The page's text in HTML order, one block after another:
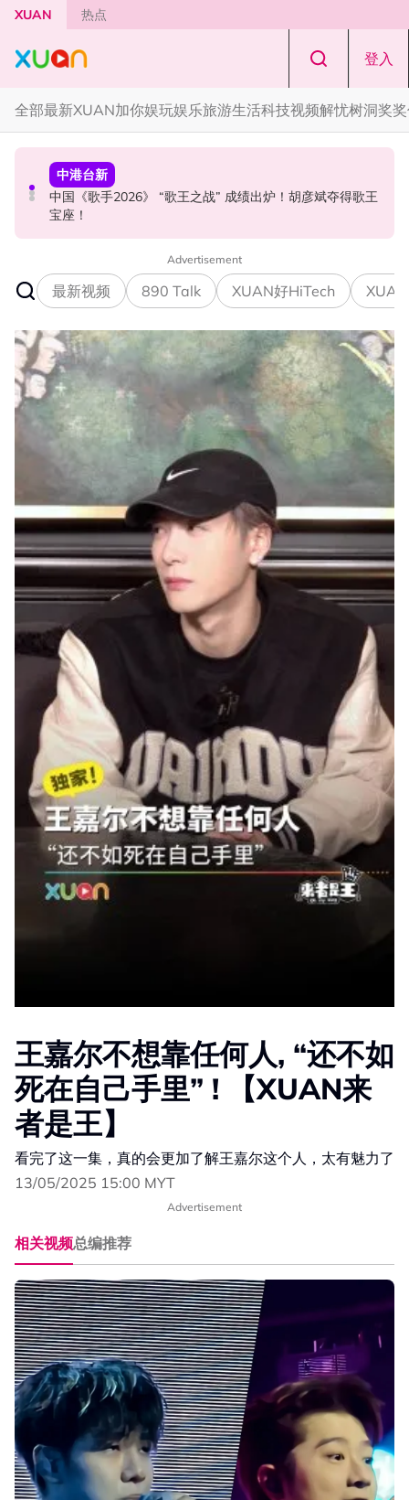
Skip to main content
XUAN 热点
登入
全部最新XUAN加你娱玩娱乐旅游生活科技视频解忧树洞奖
中港台新
中国《歌手2026》 “歌王之战” 成绩出炉！胡彦斌夺得歌王
宝座！
国际星闻
YG大楼遭女粉持高尔夫球杆猛砸！BLACKPINK 10周年最
新进展曝光！
中港台新
Jaclyn Victor现身《歌手2026》现场！遭粉丝野生捕获要
求合照！
Advertisement
最新视频 890 Talk XUAN好HiTech
王嘉尔不想靠任何人, “还不如
死在自己手里” ! 【XUAN来
者是王】
看完了这一集，真的会更加了解王嘉尔这个人，太有魅力了
13/05/2025 15:00 MYT
Advertisement
相关视频总编推荐